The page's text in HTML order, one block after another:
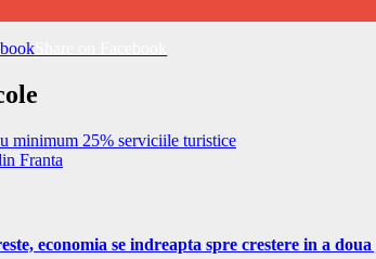
minimum 25% serviciile turistice
Franta
economia se indreapta spre crestere in a